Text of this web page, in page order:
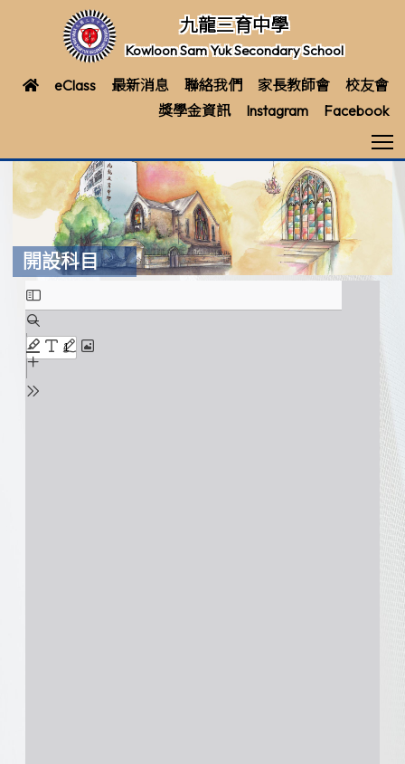
九龍三育中學
Kowloon Sam Yuk Secondary School
eClass 最新消息 聯絡我們 家長教師會
校友會
獎學金資訊
Instagram Facebook
開設科目